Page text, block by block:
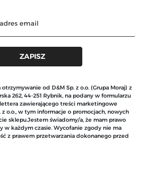
od D&M Sp. z o.o. (Grupa Moraj) z
262, 44-251 Rybnik, na podany w formularzu
zawierającego treści marketingowe
z o.o., w tym informacje o promocjach, nowych
sklepu.Jestem świadomy/a, że mam prawo
w każdym czasie. Wycofanie zgody nie ma
z prawem przetwarzania dokonanego przed